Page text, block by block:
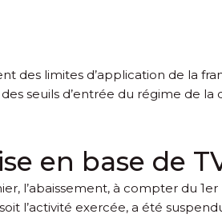
des limites d’application de la
seuils d’entrée du régime de
en base de
l’abaissement, à compter du 1er
l’activité exercée, a été